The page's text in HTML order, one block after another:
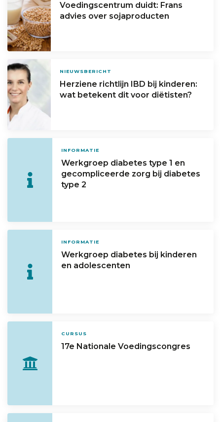
Voedingscentrum duidt: Frans
advies over sojaproducten
NIEUWSBERICHT
Herziene richtlijn IBD bij kinderen:
wat betekent dit voor diëtisten?
INFORMATIE
Werkgroep diabetes type 1 en
gecompliceerde zorg bij diabetes
type 2
INFORMATIE
Werkgroep diabetes bij kinderen
en adolescenten
CURSUS
17e Nationale Voedingscongres